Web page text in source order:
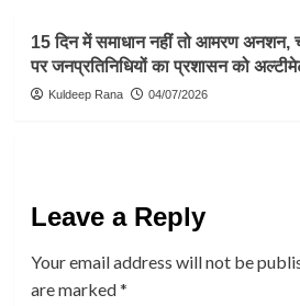
15 दिन में समाधान नहीं तो आमरण अनशन,
पर जनप्रतिनिधियों का प्रशासन को
Kuldeep Rana 04/07/2026
Leave a Reply
Your email address will not be
are marked*